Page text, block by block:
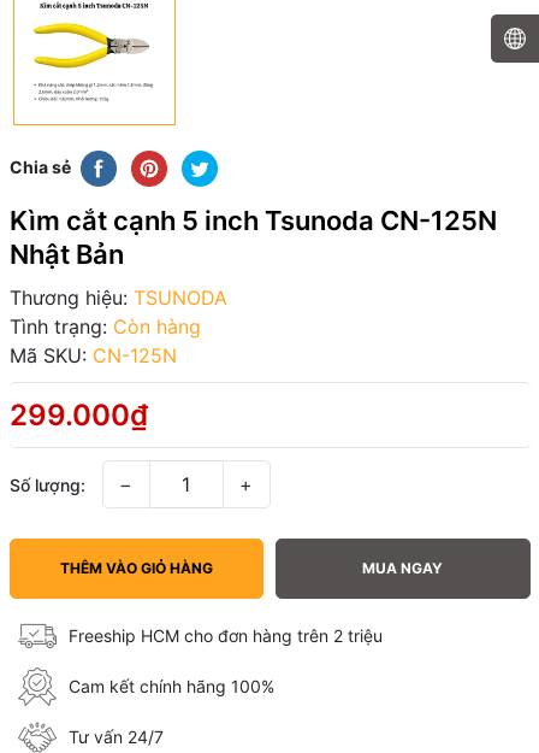
Chia sẻ
Kìm cắt cạnh 5 inch Tsunoda CN-125N
Nhật Bản
Thương hiệu: TSUNODA
Tình trạng: Còn hàng
Mã SKU: CN-125N
299.000₫
Số lượng: − +
THÊM VÀO GIỎ HÀNG MUA NGAY
Freeship HCM cho đơn hàng trên 2 triệu
Cam kết chính hãng 100%
Tư vấn 24/7